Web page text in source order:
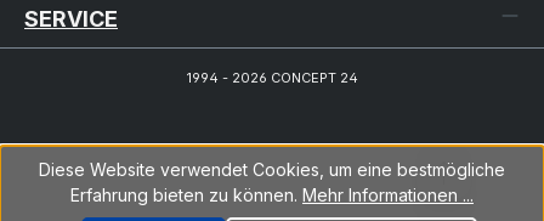
SERVICE
1994 - 2026 CONCEPT 24
Diese Website verwendet Cookies, um eine bestmögliche
Erfahrung bieten zu können. Mehr Informationen ...